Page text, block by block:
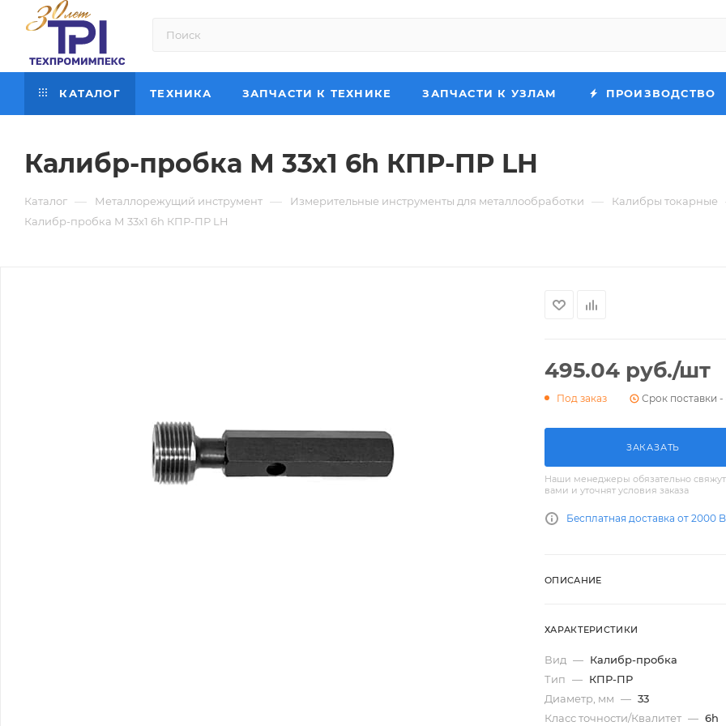
КАТАЛОГ ТЕХНИКА ЗАПЧАСТИ К ТЕХНИКЕ ЗАПЧАСТИ К УЗЛАМ ПРОИЗВОДСТВО
Калибр-пробка М 33х1 6h КПР-ПР LH
Каталог — Металлорежущий инструмент — Измерительные инструменты для металлообработки — Калибры токарные
Калибр-пробка М 33х1 6h КПР-ПР LH
495.04 руб./шт
Под заказ Срок поставки -
ЗАКАЗАТЬ
Наши менеджеры обязательно
вами и уточнят условия заказа
Бесплатная доставка от 2000
ОПИСАНИЕ
ХАРАКТЕРИСТИКИ
Вид — Калибр-пробка
Тип — КПР-ПР
Диаметр, мм — 33
Класс точности/Квалитет — 6h